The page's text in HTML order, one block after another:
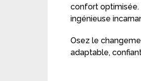
confort optimisée.
ingénieuse
Osez le
adaptable,